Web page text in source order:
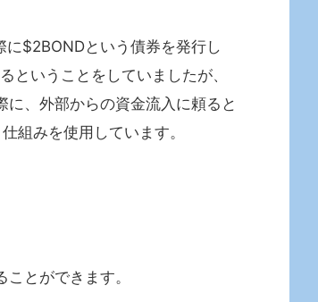
$2BONDという債券を発行し
ということをしていましたが、
、外部からの資金流入に頼ると
組みを使用しています。
とができます。